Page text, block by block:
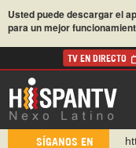
Usted puede descargar el
para un mejor
TV EN DIRECTO
SÍGANOS EN